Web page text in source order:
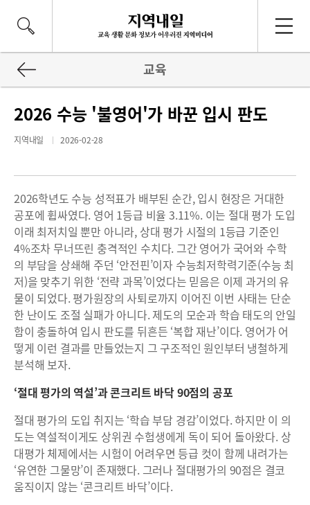
교육
2026 수능 '불영어'가 바꾼 입시 판도
지역내일 2026-02-28
2026학년도 수능 성적표가 배부된 순간, 입시 현장은 거대한
공포에 휩싸였다. 영어 1등급 비율 3.11%. 이는 절대 평가 도입
이래 최저치일 뿐만 아니라, 상대 평가 시절의 1등급 기준인
4%조차 무너뜨린 충격적인 수치다. 그간 영어가 국어와 수학
의 부담을 상쇄해 주던 ‘안전핀’이자 수능최저학력기준(수능 최
저)을 맞추기 위한 ‘전략 과목’이었다는 믿음은 이제 과거의 유
물이 되었다. 평가원장의 사퇴로까지 이어진 이번 사태는 단순
한 난이도 조절 실패가 아니다. 제도의 모순과 학습 태도의 안일
함이 충돌하여 입시 판도를 뒤흔든 ‘복합 재난’이다. 영어가 어
떻게 이런 결과를 만들었는지 그 구조적인 원인부터 냉철하게
분석해 보자.
‘절대 평가의 역설’과 콘크리트 바닥 90점의 공포
절대 평가의 도입 취지는 ‘학습 부담 경감’이었다. 하지만 이 의
도는 역설적이게도 상위권 수험생에게 독이 되어 돌아왔다. 상
대평가 체제에서는 시험이 어려우면 등급 컷이 함께 내려가는
‘유연한 그물망’이 존재했다. 그러나 절대평가의 90점은 결코
움직이지 않는 ‘콘크리트 바닥’이다.